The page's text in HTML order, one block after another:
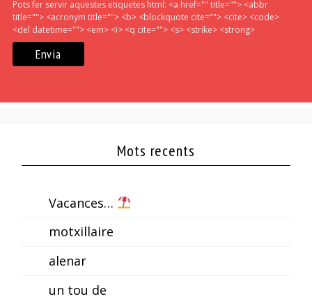
Pots fer servir aquestes etiquetes html: <a href="" title=""> <abbr
title=""> <acronym title=""> <b> <blockquote cite=""> <cite> <code>
<del datetime=""> <em> <i> <q cite=""> <s> <strike> <strong>
Mots recents
Vacances…
motxillaire
alenar
un tou de